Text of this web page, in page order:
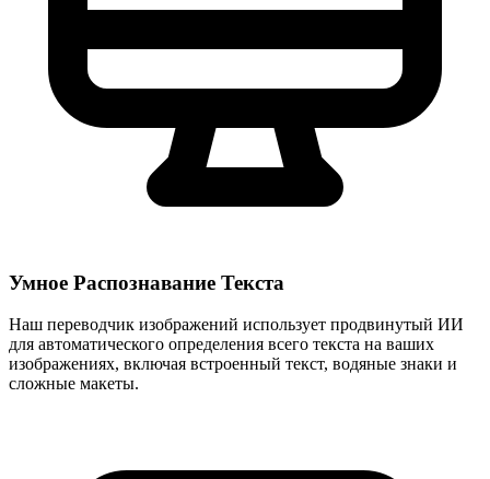
Умное Распознавание Текста
Наш переводчик изображений использует продвинутый ИИ
для автоматического определения всего текста на ваших
изображениях, включая встроенный текст, водяные знаки и
сложные макеты.